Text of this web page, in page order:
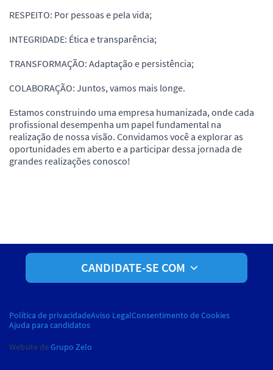
RESPEITO: Por pessoas e pela vida;
INTEGRIDADE: Ética e transparência;
TRANSFORMAÇÃO: Adaptação e persistência;
COLABORAÇÃO: Juntos, vamos mais longe.
Estamos construindo uma empresa humanizada, onde cada
profissional desempenha um papel fundamental na
realização de nossa visão. Convidamos você a explorar as
oportunidades em aberto e a participar dessa jornada de
grandes realizações conosco!
CANDIDATE-SE COM
Política de privacidadeAviso LegalConsentimento de Cookies
Ajuda para candidatos
Website de Grupo Zelo